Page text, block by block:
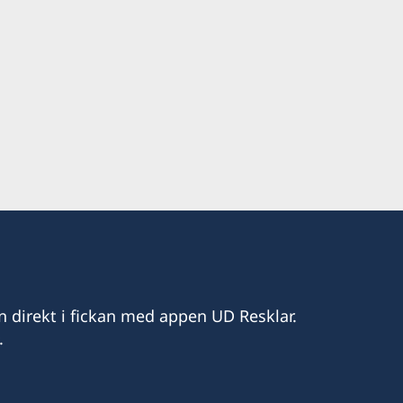
i fickan med appen UD Resklar.